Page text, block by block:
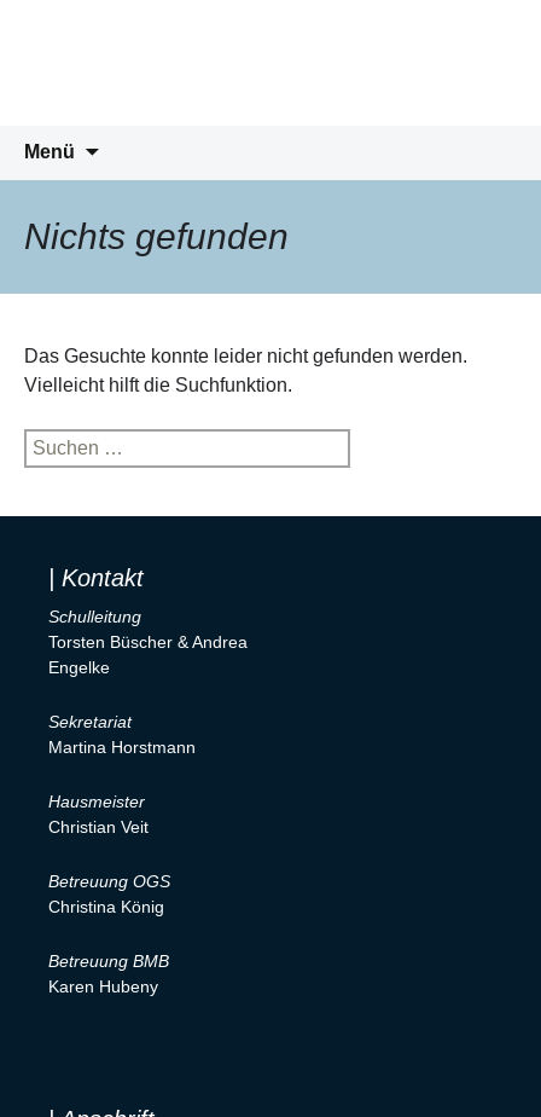
Menü
Nichts gefunden
Das Gesuchte konnte leider nicht gefunden werden.
Vielleicht hilft die Suchfunktion.
Suchen
nach:
| Kontakt
Schulleitung
Torsten Büscher & Andrea
Engelke
Sekretariat
Martina Horstmann
Hausmeister
Christian Veit
Betreuung OGS
Christina König
Betreuung BMB
Karen Hubeny